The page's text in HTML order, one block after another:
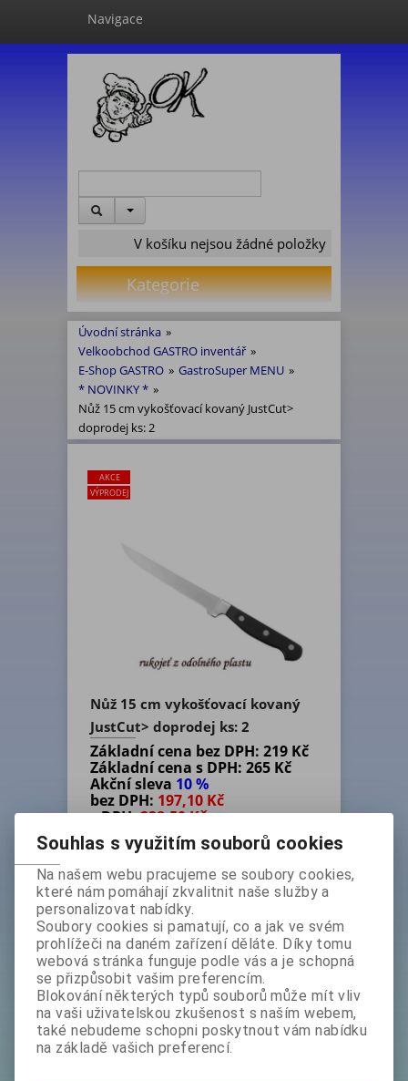
Navigace
V košíku nejsou žádné položky
Kategorie
Úvodní stránka »
Velkoobchod GASTRO inventář »
E-Shop GASTRO » GastroSuper MENU »
* NOVINKY * »
Nůž 15 cm vykošťovací kovaný JustCut>
doprodej ks: 2
AKCE
VÝPRODEJ
Nůž 15 cm vykošťovací kovaný
JustCut> doprodej ks: 2
Základní cena bez DPH: 219 Kč
Základní cena s DPH: 265 Kč
Akční sleva 10 %
bez DPH: 197,10 Kč
s DPH:238,50 Kč
Koupit
Katalogové číslo: ***1101414*doprodej
Ihned expedujeme - Termín dodání (dny): 1
Hmotnost:0,2 kg
Tisk
Podrobný popis
Souhlas s využitím souborů cookies
Na našem webu pracujeme se soubory cookies,
které nám pomáhají zkvalitnit naše služby a
personalizovat nabídky.
Soubory cookies si pamatují, co a jak ve svém
prohlížeči na daném zařízení děláte. Díky tomu
webová stránka funguje podle vás a je schopná
se přizpůsobit vašim preferencím.
Blokování některých typů souborů může mít vliv
na vaši uživatelskou zkušenost s naším webem,
také nebudeme schopni poskytnout vám nabídku
na základě vašich preferencí.